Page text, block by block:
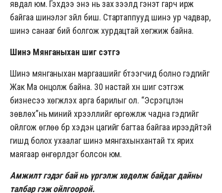
явдал юм. Гэхдээ энэ нь зах зээлд гэнэт гарч ирж
байгаа шинэлэг зүйл биш. Стартаппууд шинэ ур чадвар,
шинэ санааг бий болгож хурдацтай хөгжиж байна.
Шинэ Мянганыхан шиг сэтгэ
Шинэ мянганыхан маргаашийг бүтээгчид болно гэдгийг
Жак Ма онцолж байна. 30 настай хүн шиг сэтгэж
бизнесээ хөгжүүлэх арга барилыг ол. “Эсрэгцүүлэн
зөвлөх”нь миний хүрээллийг өргөжүүлж чадна гэдгийг
ойлгож өглөө бүр хэдэн цагийг багтаа байгаа ирээдүйтэй
гишүүд болох ухаалаг шинэ мянгахынхантай түүх ярих
маягаар өнгөрүүлдэг болсон юм.
Амжилт гэдэг бай нь үргэлж хөдөлж байдаг дайны
талбар гэж ойлгоорой.